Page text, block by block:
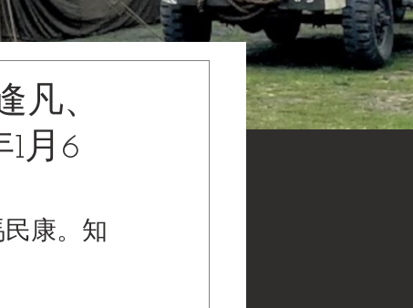
凡、
月6
康。知